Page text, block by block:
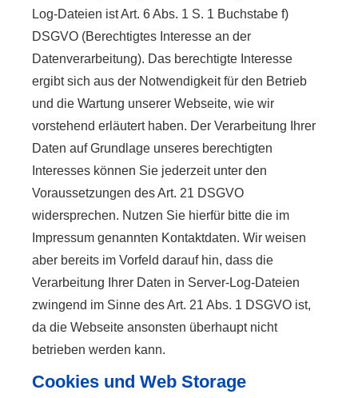
Log-Dateien ist Art. 6 Abs. 1 S. 1 Buchstabe f)
DSGVO (Berechtigtes Interesse an der
Datenverarbeitung). Das berechtigte Interesse
ergibt sich aus der Notwendigkeit für den Betrieb
und die Wartung unserer Webseite, wie wir
vorstehend erläutert haben. Der Verarbeitung Ihrer
Daten auf Grundlage unseres berechtigten
Interesses können Sie jederzeit unter den
Voraussetzungen des Art. 21 DSGVO
widersprechen. Nutzen Sie hierfür bitte die im
Impressum genannten Kontaktdaten. Wir weisen
aber bereits im Vorfeld darauf hin, dass die
Verarbeitung Ihrer Daten in Server-Log-Dateien
zwingend im Sinne des Art. 21 Abs. 1 DSGVO ist,
da die Webseite ansonsten überhaupt nicht
betrieben werden kann.
Cookies und Web Storage